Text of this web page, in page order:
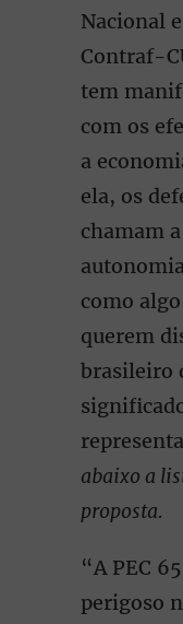
Nacional
Contraf-
tem
com os
a
ela, os
chamam
como
querem
brasileiro
abaixo a
proposta.
“A PEC
perigoso